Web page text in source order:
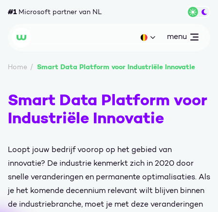
#1Microsoft partner van NL
Wortell Huidige taal: be
open
menu
Home Smart Data Platform voor Industriële Innovatie
Smart Data Platform voor
Industriële Innovatie
Loopt jouw ​​bedrijf voorop op het gebied van
innovatie? De industrie kenmerkt zich in 2020 door
snelle veranderingen en permanente optimalisaties. Als
je het komende decennium relevant wilt blijven binnen
de industriebranche, moet je met deze veranderingen